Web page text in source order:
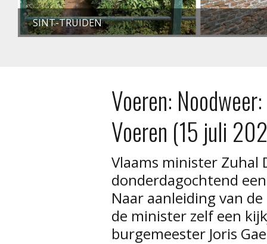
SINT-TRUIDEN
Voeren:
Voeren (15 juli
Vlaams minister Zuhal
donderdagochtend
Naar aanleiding van
de minister zelf een
burgemeester Joris